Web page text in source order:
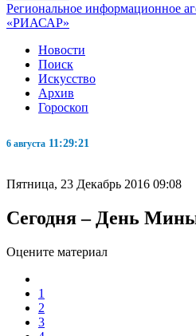
Региональное информационное
«РИАСАР»
Новости
Поиск
Искусство
Архив
Гороскоп
6 августа 11:29:22
Пятница, 23 Декабрь 2016 09:08
Сегодня – День
Оцените материал
1
2
3